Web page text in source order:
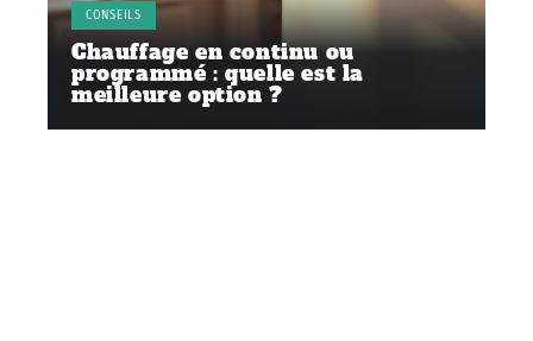
CONSEILS
Chauffage en continu ou
programmé : quelle est la
meilleure option ?